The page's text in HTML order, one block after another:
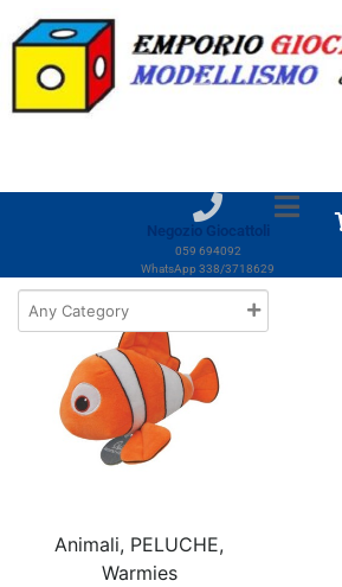
Negozio Giocattoli
059 694092
WhatsApp 338/3718629
Home Prodotti T TEX Maggio3
T TEX Maggio3
Animali, PELUCHE,
Warmies